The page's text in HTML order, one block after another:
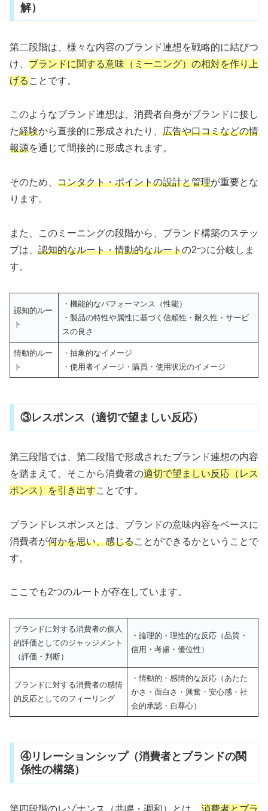
解）
第二段階は、様々な内容のブランド連想を戦略的に結びつ
け、 ブランドに関する意味（ミーニング）の相対を作り上
げる ことです。
このようなブランド連想は、消費者自身がブランドに接し
た経験から直接的に形成されたり、 広告や口コミなどの情
報源を通じて間接的に形成されます。
そのため、 コンタクト・ポイントの設計と管理が重要とな
ります。
また、このミーニングの段階から、ブランド構築のステッ
プは、 認知的なルート・情動的なルートの2つに分岐しま
す。
認知的ルー
ト
・機能的なパフォーマンス（性能）
・製品の特性や属性に基づく信頼性・耐久性・サービ
スの良さ
情動的ルー
ト
・抽象的なイメージ
・使用者イメージ・購買・使用状況のイメージ
③レスポンス（適切で望ましい反応）
第三段階では、第二段階で形成されたブランド連想の内容
を踏まえて、そこから消費者の適切で望ましい反応（レス
ポンス）を引き出すことです。
ブランドレスポンスとは、ブランドの意味内容をベースに
消費者が何かを思い、感じることができるかということで
す。
ここでも2つのルートが存在しています。
ブランドに対する消費者の個人
的評価としてのジャッジメント
（評価・判断）
・論理的・理性的な反応（品質・
信用・考慮・優位性）
ブランドに対する消費者の感情
的反応としてのフィーリング
・情動的・感情的な反応（あたた
かさ・面白さ・興奮・安心感・社
会的承認・自尊心）
④リレーションシップ（消費者とブランドの関
係性の構築）
第四段階のレゾナンス（共鳴・調和）とは、 消費者とブラ